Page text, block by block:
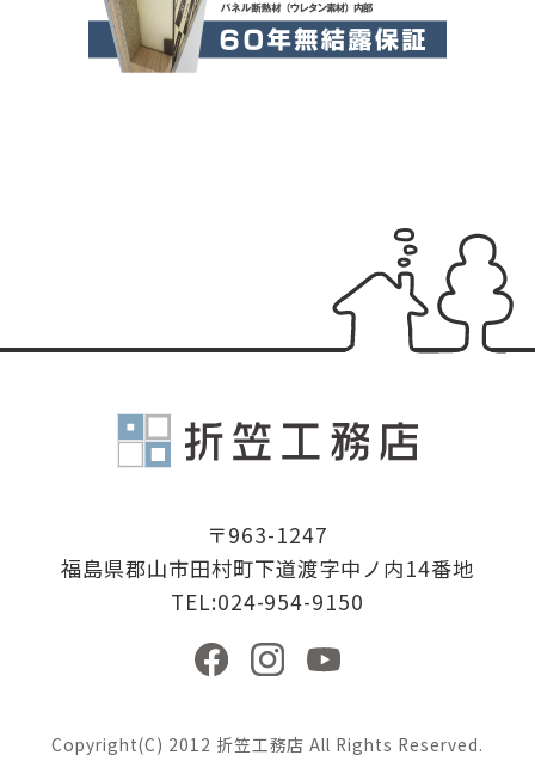
〒963-1247
福島県郡山市田村町下道渡字中ノ内14番地
TEL:024-954-9150
Copyright(C) 2012 折笠工務店 All Rights Reserved.